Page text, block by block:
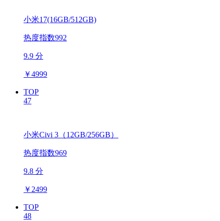
小米17(16GB/512GB)
热度指数992
9.9 分
￥4999
TOP
47
小米Civi 3（12GB/256GB）
热度指数969
9.8 分
￥ 2499
TOP
48